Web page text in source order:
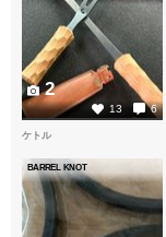
13 6
2
ケトル
BARREL KNOT